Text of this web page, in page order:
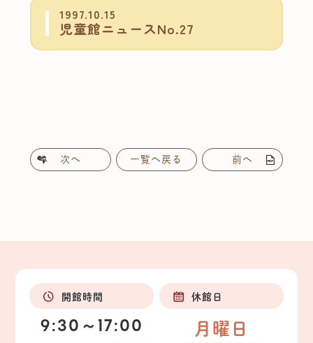
1997.10.15
児童館ニュースNo.27
次へ 一覧へ戻る 前へ
開館時間
9:30～17:00
休館日
月曜日